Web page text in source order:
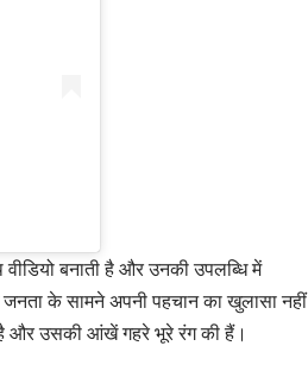
बनाती है और उनकी उपलब्धि में
जनता के सामने अपनी पहचान का खुलासा नहीं
है और उसकी आंखें गहरे भूरे रंग की हैं।